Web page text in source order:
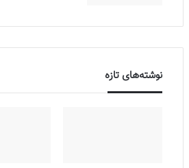
نوشته‌های تازه